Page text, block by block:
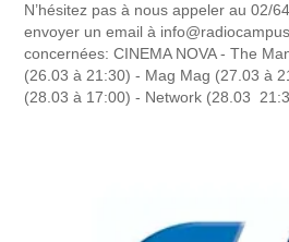
N’hésitez pas à nous appeler au 02/
envoyer un email à
concernées: CINEMA NOVA - The
(26.03 à 21:30) - Mag Mag (27.03 à
(28.03 à 17:00) - Network (28.03